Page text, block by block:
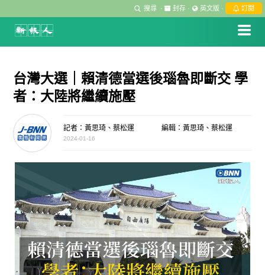
搜尋 · 封存 · 英文版 · 訂閱
台灣大選｜賴清德當選後瑙魯即斷交 學
者：大陸將繼續施壓
記者：黃思琦、蔡松運 編輯：黃思琦、蔡松運
2024-01-16